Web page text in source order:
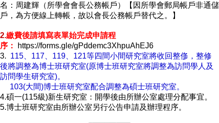
碩
士
在
職
專
班
學
術
名：周建輝（所學會會長公務帳戶）【因所學會郵局帳戶非通儲
戶，為方便線上轉帳，故以會長公務帳戶替代之。】
2.繳費後請填寫表單始完成申請程
序：
https://forms.gle/gPddemc3XhpuAhEJ6
3. 115、117、119、121等四間小間研究室將收回整俢 ，整修
後將調整為博士班研究室(原博士班研究室將調整為訪問學人及
訪問學生研究室)。
103(大間)博士班研究室配合調整為碩士班研究室。
4.碩一(115級)新生研究室：開學後由所辦公室處理分配事宜。
5.博士班研究室由所辦公室另行公告申請及辦理程序。